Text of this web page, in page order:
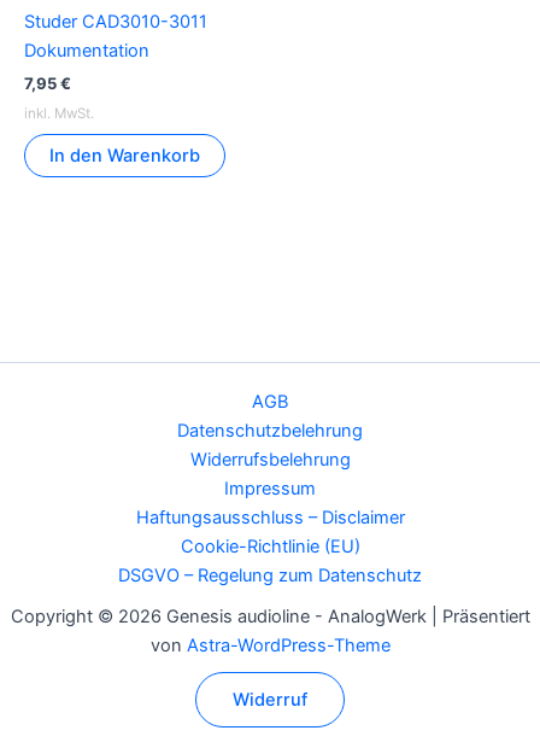
Studer CAD3010-3011
Dokumentation
7,95€
inkl. MwSt.
In den Warenkorb
AGB
Datenschutzbelehrung
Widerrufsbelehrung
Impressum
Haftungsausschluss – Disclaimer
Cookie-Richtlinie (EU)
DSGVO – Regelung zum Datenschutz
Copyright © 2026 Genesis audioline - AnalogWerk | Präsentiert
von Astra-WordPress-Theme
Widerruf